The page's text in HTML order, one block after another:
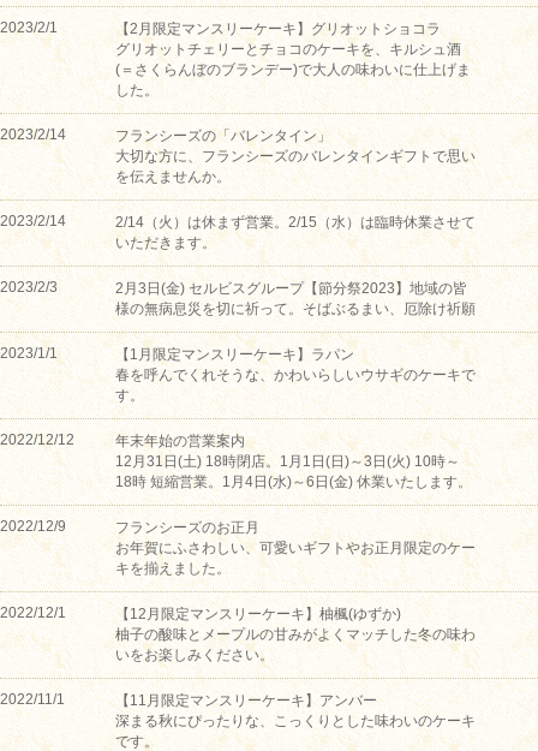
2023/2/1
【2月限定マンスリーケーキ】グリオットショコラ
グリオットチェリーとチョコのケーキを、キルシュ酒
(＝さくらんぼのブランデー)で大人の味わいに仕上げま
した。
2023/2/14
フランシーズの「バレンタイン」
大切な方に、フランシーズのバレンタインギフトで思い
を伝えませんか。
2023/2/14
2/14（火）は休まず営業。2/15（水）は臨時休業させて
いただきます。
2023/2/3
2月3日(金) セルビスグループ【節分祭2023】地域の皆
様の無病息災を切に祈って。そばぶるまい、厄除け祈願
2023/1/1
【1月限定マンスリーケーキ】ラパン
春を呼んでくれそうな、かわいらしいウサギのケーキで
す。
2022/12/12
年末年始の営業案内
12月31日(土) 18時閉店。1月1日(日)～3日(火) 10時～
18時 短縮営業。1月4日(水)～6日(金) 休業いたします。
2022/12/9
フランシーズのお正月
お年賀にふさわしい、可愛いギフトやお正月限定のケー
キを揃えました。
2022/12/1
【12月限定マンスリーケーキ】柚楓(ゆずか)
柚子の酸味とメープルの甘みがよくマッチした冬の味わ
いをお楽しみください。
2022/11/1
【11月限定マンスリーケーキ】アンバー
深まる秋にぴったりな、こっくりとした味わいのケーキ
です。